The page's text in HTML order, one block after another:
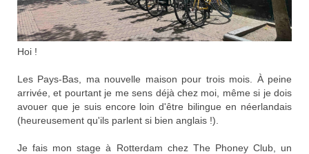
Hoi !
Les Pays-Bas, ma nouvelle maison pour trois mois. À peine
arrivée, et pourtant je me sens déjà chez moi, même si je dois
avouer que je suis encore loin d'être bilingue en néerlandais
(heureusement qu'ils parlent si bien anglais !).
Je fais mon stage à Rotterdam chez The Phoney Club, un